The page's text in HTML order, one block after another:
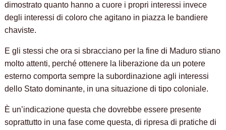
dimostrato quanto hanno a cuore i propri interessi invece
degli interessi di coloro che agitano in piazza le bandiere
chaviste.
E gli stessi che ora si sbracciano per la fine di Maduro stiano
molto attenti, perché ottenere la liberazione da un potere
esterno comporta sempre la subordinazione agli interessi
dello Stato dominante, in una situazione di tipo coloniale.
È un’indicazione questa che dovrebbe essere presente
soprattutto in una fase come questa, di ripresa di pratiche di